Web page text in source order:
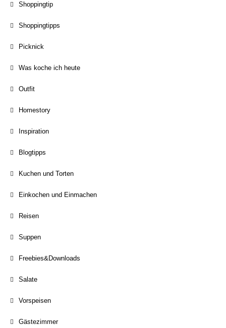
Shoppingtip
Shoppingtipps
Picknick
Was koche ich heute
Outfit
Homestory
Inspiration
Blogtipps
Kuchen und Torten
Einkochen und Einmachen
Reisen
Suppen
Freebies&Downloads
Salate
Vorspeisen
Gästezimmer